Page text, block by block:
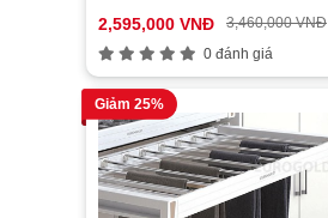
2,595,000 VNĐ
3,460,000 VNĐ
0 đánh giá
Giảm 25%